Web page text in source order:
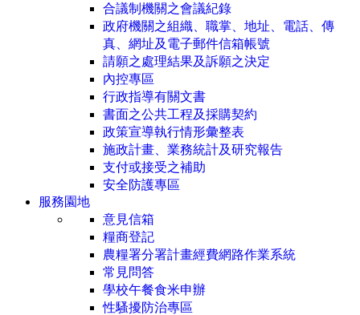
合議制機關之會議紀錄
政府機關之組織、職掌、地址、電話、傳
真、網址及電子郵件信箱帳號
請願之處理結果及訴願之決定
內控專區
行政指導有關文書
書面之公共工程及採購契約
政策宣導執行情形彙整表
施政計畫、業務統計及研究報告
支付或接受之補助
安全防護專區
服務園地
意見信箱
糧商登記
農糧署分署計畫經費網路作業系統
常見問答
學校午餐食米申辦
性騷擾防治專區